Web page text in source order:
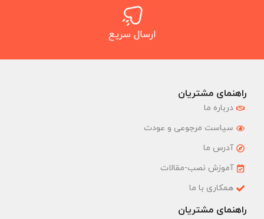
ارسال سریع
راهنمای مشتریان
درباره ما
سیاست مرجوعی و عودت
آدرس ما
آموزش نصب-مقالات
همکاری با ما
راهنمای مشتریان